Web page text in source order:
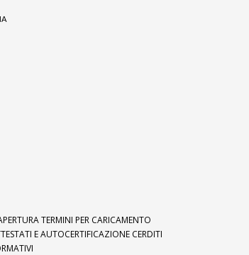
TERMINI PER CARICAMENTO
E AUTOCERTIFICAZIONE CERDITI